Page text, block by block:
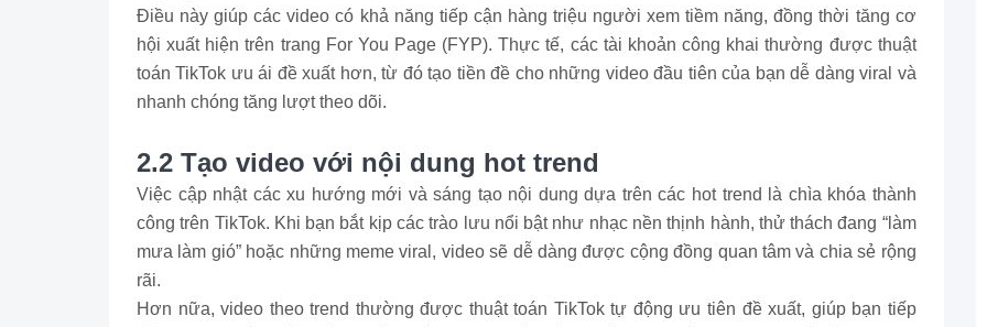
Điều này giúp các video có khả năng tiếp cận hàng triệu người xem tiềm năng, đồng thời tăng cơ
hội xuất hiện trên trang For You Page (FYP). Thực tế, các tài khoản công khai thường được thuật
toán TikTok ưu ái đề xuất hơn, từ đó tạo tiền đề cho những video đầu tiên của bạn dễ dàng viral và
nhanh chóng tăng lượt theo dõi.
2.2 Tạo video với nội dung hot trend
Việc cập nhật các xu hướng mới và sáng tạo nội dung dựa trên các hot trend là chìa khóa thành
công trên TikTok. Khi bạn bắt kịp các trào lưu nổi bật như nhạc nền thịnh hành, thử thách đang “làm
mưa làm gió” hoặc những meme viral, video sẽ dễ dàng được cộng đồng quan tâm và chia sẻ rộng
rãi.
Hơn nữa, video theo trend thường được thuật toán TikTok tự động ưu tiên đề xuất, giúp bạn tiếp